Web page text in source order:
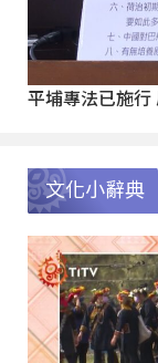
平埔專法已施
文化小辭典